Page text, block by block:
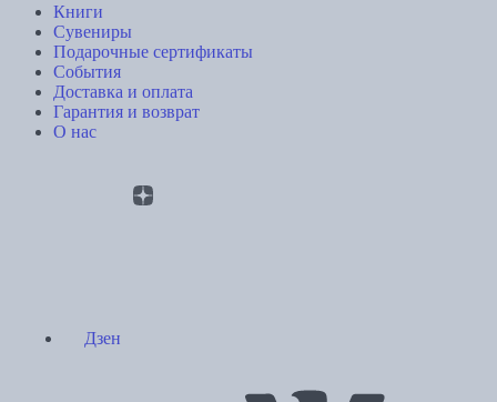
Книги
Сувениры
Подарочные сертификаты
События
Доставка и оплата
Гарантия и возврат
О нас
Дзен